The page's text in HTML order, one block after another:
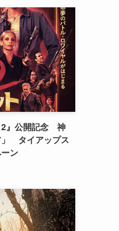
2』公開記念 神
」 タイアップス
ン